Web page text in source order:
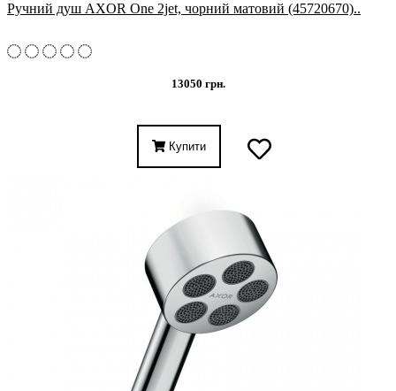
Ручний душ AXOR One 2jet, чорний матовий (45720670)..
13050 грн.
Купити